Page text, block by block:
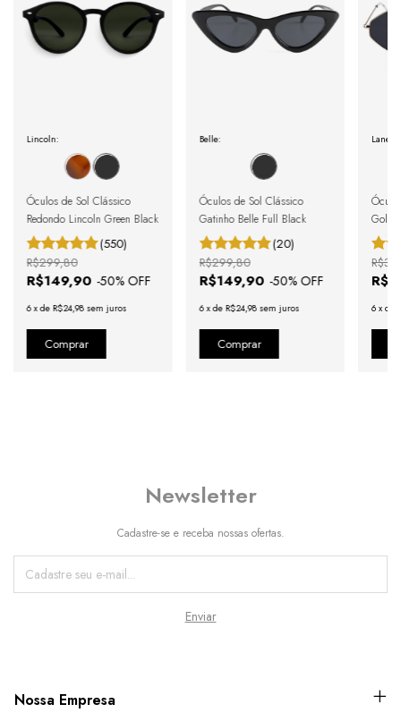
Lincoln:
Óculos de Sol Clássico
Redondo Lincoln Green Black
(550)
R$149,90 -50% OFF
R$299,80
6 xde R$24,98 sem juros
Belle:
Óculos de Sol Clássico
Gatinho Belle Full Black
(20)
R$149,90 -50% OFF
R$299,80
6 xde R$24,98 sem juros
Lane:
Gold
6 x de
Newsletter
Cadastre-se e receba nossas ofertas.
Nossa Empresa